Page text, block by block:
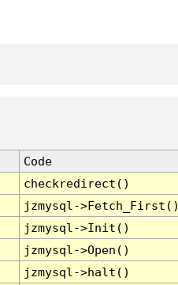
Code
checkredirect()
jzmysql-
jzmysql->Init()
jzmysql->Open()
jzmysql->halt()